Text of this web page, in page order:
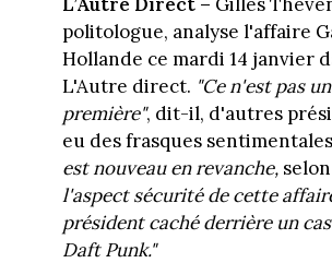
politologue, analyse l'affaire
Hollande ce mardi 14 janvier
L'Autre direct. "Ce n'est pas
première", dit-il, d'autres
eu des frasques
est nouveau en revanche,
l'aspect sécurité de cette
président caché derrière un
Daft Punk."